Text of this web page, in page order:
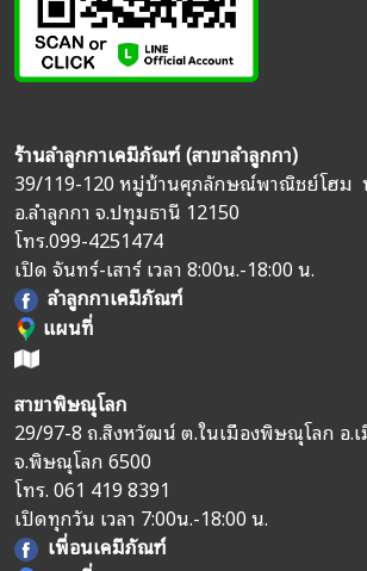
ร้านลำลูกกาเคมีภัณฑ์ (สาขาลำลูกกา)
39/119-120 หมู่บ้านศุภลักษณ์พาณิชย์โฮม
อ.ลำลูกกา จ.ปทุมธานี 12150
โทร.099-4251474
เปิด จันทร์-เสาร์ เวลา 8:00น.-18:00 น.
ลำลูกกาเคมีภัณฑ์
แผนที่
สาขาพิษณุโลก
29/97-8 ถ.สิงหวัฒน์ ต.ในเมืองพิษณุโลก อ.
จ.พิษณุโลก 6500
โทร.061 419 8391
เปิดทุกวัน เวลา 7:00น.-18:00 น.
เพื่อนเคมีภัณฑ์